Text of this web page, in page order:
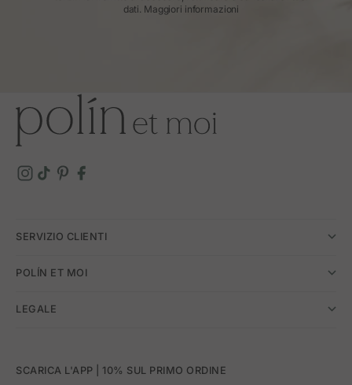
dati. Maggiori informazioni
SERVIZIO CLIENTI
POLÍN ET MOI
LEGALE
SCARICA L'APP | 10% SUL PRIMO ORDINE